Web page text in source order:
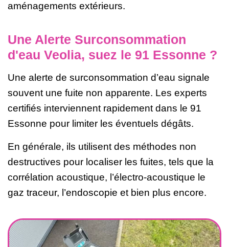
aménagements extérieurs.
Une Alerte Surconsommation
d'eau Veolia, suez le 91 Essonne ?
Une alerte de surconsommation d’eau signale
souvent une fuite non apparente. Les experts
certifiés interviennent rapidement dans le 91
Essonne pour limiter les éventuels dégâts.
En générale, ils utilisent des méthodes non
destructives pour localiser les fuites, tels que la
corrélation acoustique, l’électro-acoustique le
gaz traceur, l’endoscopie et bien plus encore.